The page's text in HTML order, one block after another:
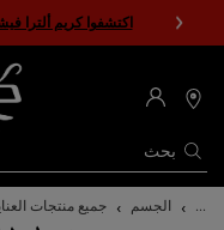
اكتشفوا كريم ألترا
بحث
محدد
المتاجر
المحتوى الرئيسي
... الجسم جميع منتجات